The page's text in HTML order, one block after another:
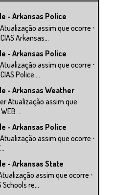
- Arkansas Police
assim que ocorre ⋅
Arkansas...
- Arkansas Police
assim que ocorre ⋅
Police ...
- Arkansas Weather
Atualização assim que
...
- Arkansas Police
assim que ocorre ⋅
- Arkansas State
assim que ocorre ⋅
Schools re...